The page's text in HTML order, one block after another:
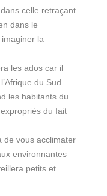
celle retraçant
dans le
la
les ados car il
du Sud
les habitants du
du fait
de vous acclimater
environnantes
petits et